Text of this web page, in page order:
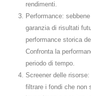
rendimenti.
Performance:
garanzia di risultati
performance storica
Confronta la
periodo di tempo.
Screener delle
filtrare i fondi che non